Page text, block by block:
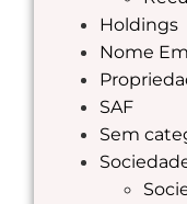
Holdings
Nome
SAF
Sem